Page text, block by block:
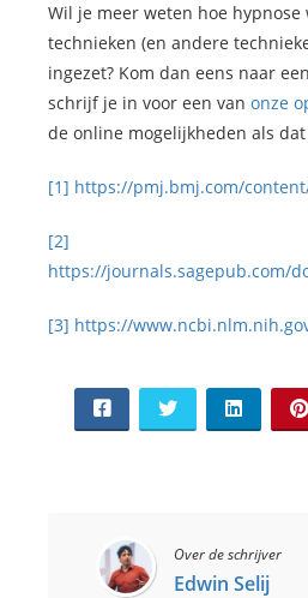
Wil je meer weten hoe hypnose
technieken (en andere
ingezet? Kom dan eens naar een
schrijf je in voor een van onze
de online mogelijkheden als
[1] https://pmj.bmj.com/
[2]
https://journals.sagepub.com/
[3] https://
Over de schrijver
Edwin Selij